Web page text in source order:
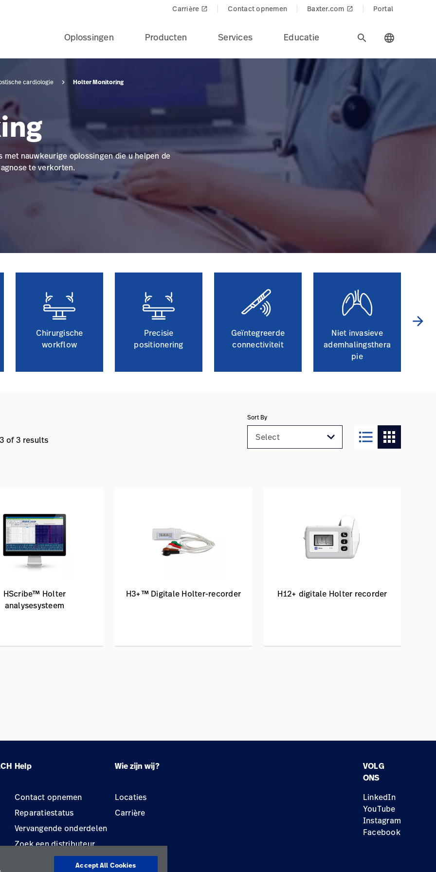
Carrière launch Contact opnemen Baxter.com launch Portal
Oplossingen Producten Services Educatie search language
cardiologie Holter Monitoring
nauwkeurige oplossingen die u helpen de
te verkorten.
Chirurgische
workflow
Precisie
positionering
Geïntegreerde
connectiviteit
Niet invasieve
ademhalingsthera
pie
arrow_forward
of 3 results
Sort By
format_list_bulleted apps
HScribe™ Holter
analysesysteem
H3+™ Digitale Holter-recorder H12+ digitale Holter recorder
Help Wie zijn wij?
Contact opnemen
Reparatiestatus
Vervangende onderdelen
Zoek een distributeur
Onderhoud en reparatie
Locaties
Carrière
VOLG
ONS
LinkedIn
YouTube
Instagram
Facebook
Accept All Cookies